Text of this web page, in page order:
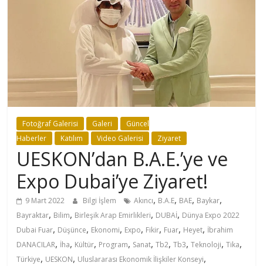
Fotoğraf Galerisi Galeri
Güncel
Haberler
Katılım Video Galerisi Ziyaret
UESKON’dan B.A.E.’ye ve
Expo Dubai’ye Ziyaret!
9 Mart 2022 Bilgi İşlem Akıncı, B.A.E, BAE, Baykar,
Bayraktar, Bilim, Birleşik Arap Emirlikleri, DUBAİ, Dünya Expo 2022
Dubai Fuar, Düşünce, Ekonomi, Expo, Fikir, Fuar, Heyet, İbrahim
DANACILAR, İha, Kültür, Program, Sanat,Tb2,Tb3,Teknoloji,Tika,
Türkiye, UESKON, Uluslararası Ekonomik İlişkiler Konseyi,